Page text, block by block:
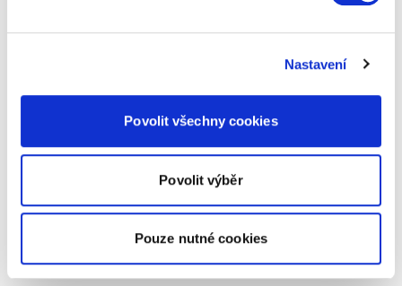
Nastavení
Povolit všechny cookies
Povolit výběr
Pouze nutné cookies